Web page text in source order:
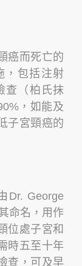
癌而死亡的
，包括注射
查（柏氏抹
，如能及
子宮頸癌的
Dr. George
命名，用作
位處子宮和
時五至十年
查，可及早